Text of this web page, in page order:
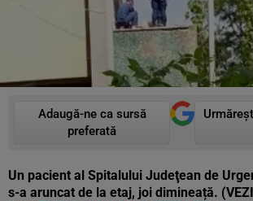
Adaugă-ne ca sursă
preferată
Un pacient al Spitalului Judeţean de
s-a aruncat de la etaj, joi dimineață.